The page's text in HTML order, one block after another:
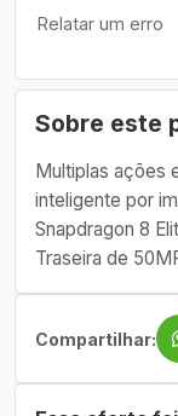
Sobre este
Multiplas ações
inteligente por
Snapdragon 8
Traseira de
Compartilhar: